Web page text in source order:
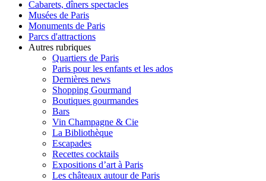
Cabarets, dîners spectacles
Musées de Paris
Monuments de Paris
Parcs d'attractions
Autres rubriques
Quartiers de Paris
Paris pour les enfants et les ados
Dernières news
Shopping Gourmand
Boutiques gourmandes
Bars
Vin Champagne & Cie
La Bibliothèque
Escapades
Recettes cocktails
Expositions d’art à Paris
Les châteaux autour de Paris